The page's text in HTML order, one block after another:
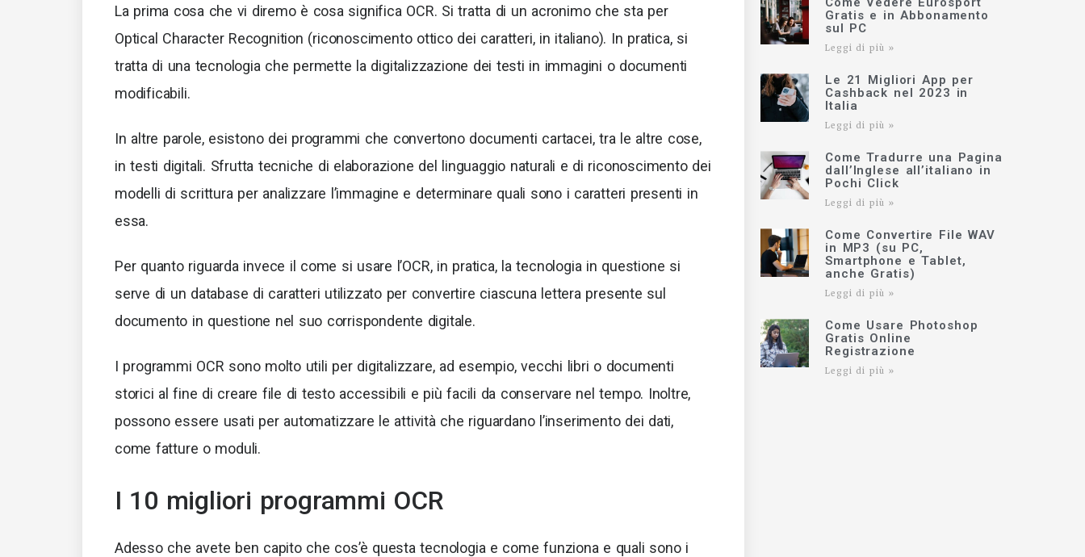
La prima cosa che vi diremo è cosa significa OCR. Si tratta di un acronimo che sta per
Optical Character Recognition (riconoscimento ottico dei caratteri, in italiano). In pratica, si
tratta di una tecnologia che permette la digitalizzazione dei testi in immagini o documenti
modificabili.
In altre parole, esistono dei programmi che convertono documenti cartacei, tra le altre cose,
in testi digitali. Sfrutta tecniche di elaborazione del linguaggio naturali e di riconoscimento dei
modelli di scrittura per analizzare l’immagine e determinare quali sono i caratteri presenti in
essa.
Per quanto riguarda invece il come si usare l’OCR, in pratica, la tecnologia in questione si
serve di un database di caratteri utilizzato per convertire ciascuna lettera presente sul
documento in questione nel suo corrispondente digitale.
I programmi OCR sono molto utili per digitalizzare, ad esempio, vecchi libri o documenti
storici al fine di creare file di testo accessibili e più facili da conservare nel tempo. Inoltre,
possono essere usati per automatizzare le attività che riguardano l’inserimento dei dati,
come fatture o moduli.
I 10 migliori programmi OCR
Adesso che avete ben capito che cos’è questa tecnologia e come funziona e quali sono i
Gratis e in Abbonamento
sul PC
Leggi di più »
Le 21 Migliori App per
Cashback nel 2023 in
Italia
Leggi di più »
Come Tradurre una Pagina
dall’Inglese all’italiano in
Pochi Click
Leggi di più »
Come Convertire File WAV
in MP3 (su PC,
Smartphone e Tablet,
anche Gratis)
Leggi di più »
Come Usare Photoshop
Gratis Online
Registrazione
Leggi di più »